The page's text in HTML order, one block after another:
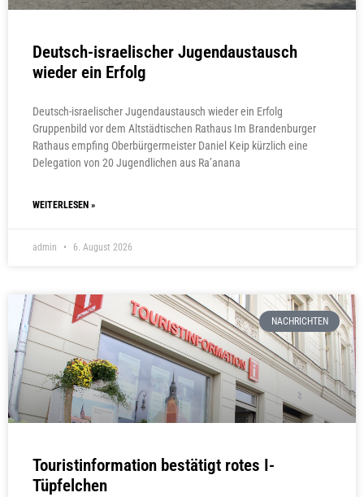
Deutsch-israelischer Jugendaustausch
wieder ein Erfolg
Deutsch-israelischer Jugendaustausch wieder ein Erfolg
Gruppenbild vor dem Altstädtischen Rathaus Im Brandenburger
Rathaus empfing Oberbürgermeister Daniel Keip kürzlich eine
Delegation von 20 Jugendlichen aus Ra’anana
WEITERLESEN »
admin 6. August 2026
NACHRICHTEN
Touristinformation bestätigt rotes I-
Tüpfelchen